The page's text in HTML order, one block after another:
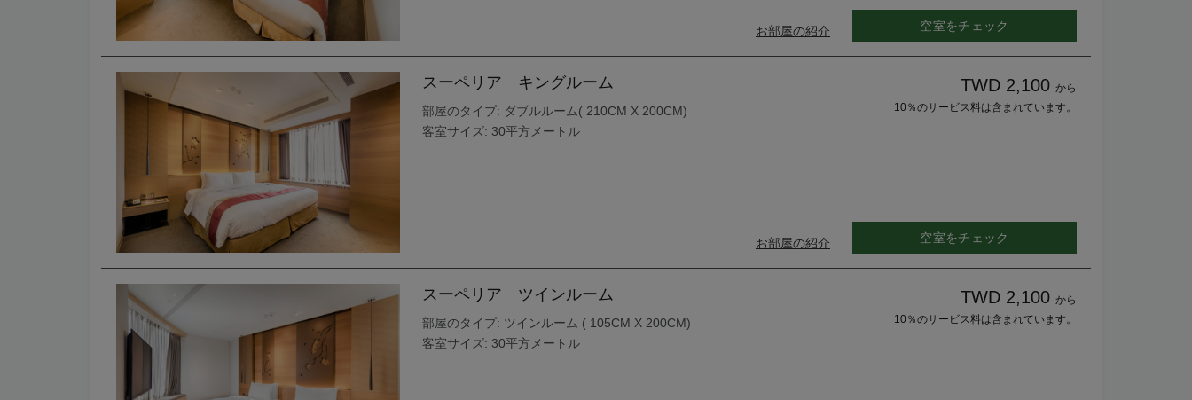
お部屋の紹介 空室をチェック
スーペリア キングルーム
部屋のタイプ: ダブルルーム( 210CM X 200CM)
客室サイズ: 30平方メートル
お部屋の紹介
TWD 2,100 から
10％のサービス料は含まれています。
空室をチェック
スーペリア ツインルーム
部屋のタイプ: ツインルーム ( 105CM X 200CM)
客室サイズ: 30平方メートル
TWD 2,100 から
10％のサービス料は含まれています。